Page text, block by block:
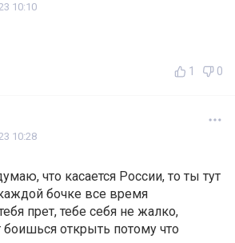
10:10
1 0
10:28
что касается России, то ты тут
бочке все время
прет, тебе себя не жалко,
открыть потому что